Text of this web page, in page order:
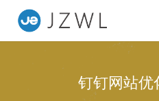
钉钉网站优